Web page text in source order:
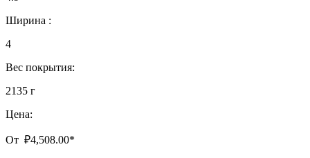
Ширина :
4
Вес покрытия:
2135 г
Цена:
От ₽4,508.00*